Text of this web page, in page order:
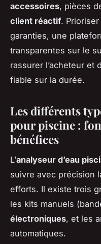
accessoires, pièces
client réactif.
garanties, une
transparentes sur le
rassurer l’acheteur et
fiable sur la durée.
Les différents
pour piscine :
bénéfices
L’analyseur d’eau
suivre avec précision
efforts. Il existe trois
les kits manuels
électroniques, et les
automatiques.